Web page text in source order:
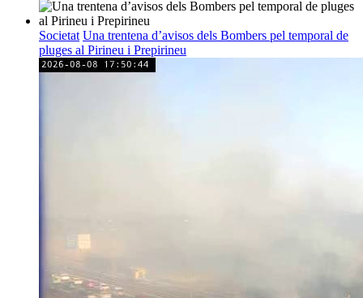
Societat Una trentena d’avisos dels Bombers pel temporal de
pluges al Pirineu i Prepirineu